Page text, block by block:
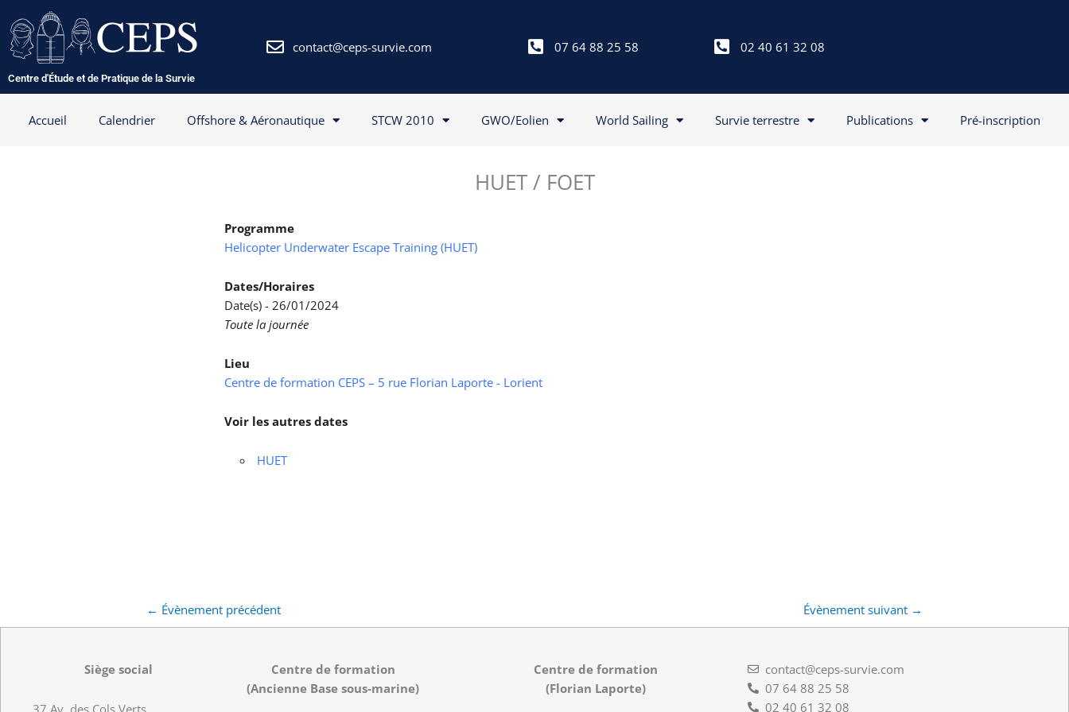
au
contenu
Centre d'Étude et de Pratique de la Survie
contact@ceps-survie.com 07 64 88 25 58 02 40 61 32 08
Accueil Calendrier Offshore & Aéronautique STCW 2010 GWO/Eolien World Sailing Survie terrestre Publications Pré-inscription
HUET / FOET
Programme
Helicopter Underwater Escape Training (HUET)
Dates/Horaires
Date(s) - 26/01/2024
Toute la journée
Lieu
Centre de formation CEPS – 5 rue Florian Laporte - Lorient
Voir les autres dates
HUET
← Évènement précédent Évènement suivant →
Siège social
Centre de formation
(Ancienne Base sous-marine)
Centre de formation
(Florian Laporte)
contact@ceps-survie.com
07 64 88 25 58
02 40 61 32 08